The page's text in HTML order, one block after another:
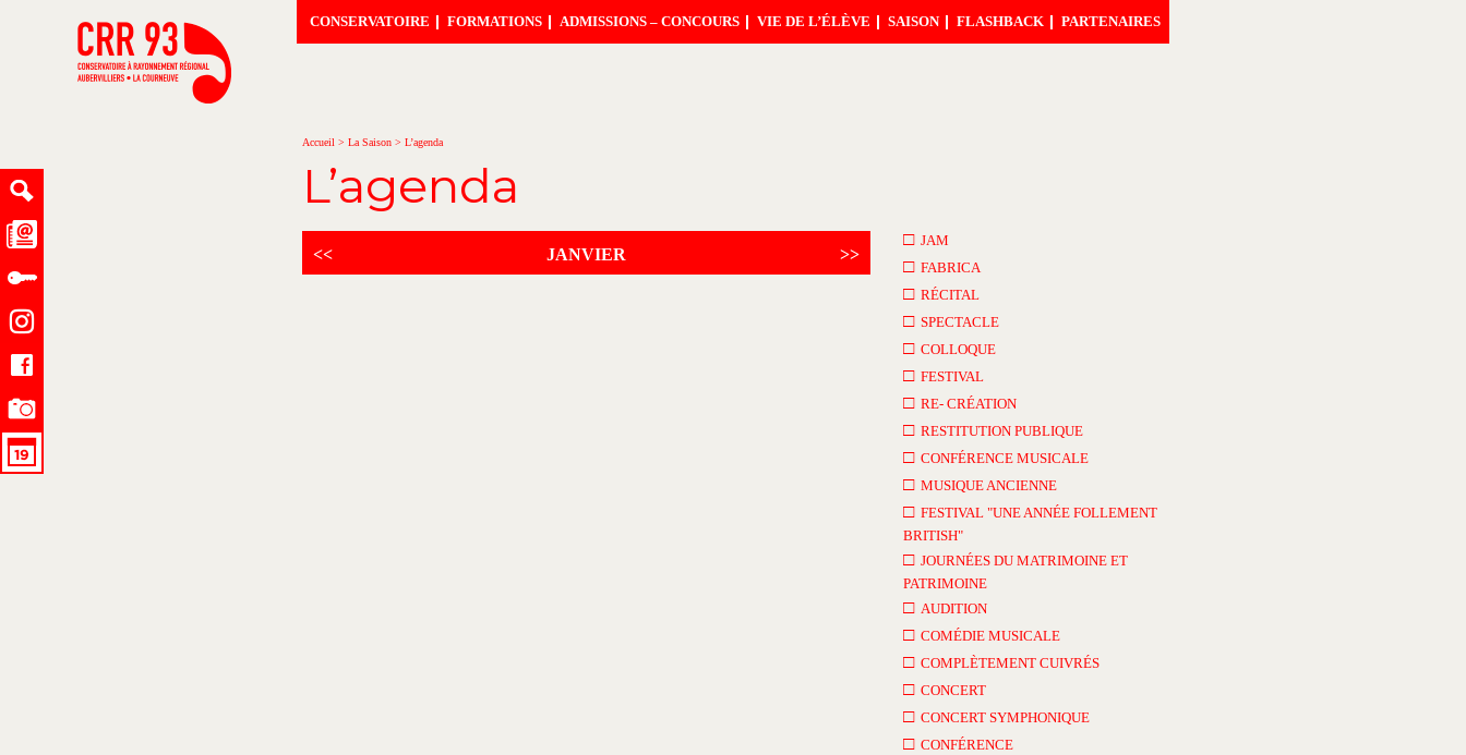
CONSERVATOIRE FORMATIONS ADMISSIONS – CONCOURS VIE DE L’ÉLÈVE SAISON FLASHBACK PARTENAIRES
Accueil > La Saison > L’agenda
L’agenda
<< JANVIER >>
□ JAM
□ FABRICA
□ RÉCITAL
□ SPECTACLE
□ COLLOQUE
□ FESTIVAL
□ RE- CRÉATION
□ RESTITUTION PUBLIQUE
□ CONFÉRENCE MUSICALE
□ MUSIQUE ANCIENNE
□ FESTIVAL "UNE ANNÉE FOLLEMENT
BRITISH"
□ JOURNÉES DU MATRIMOINE ET
PATRIMOINE
□ AUDITION
□ COMÉDIE MUSICALE
□ COMPLÈTEMENT CUIVRÉS
□ CONCERT
□ CONCERT SYMPHONIQUE
□ CONFÉRENCE